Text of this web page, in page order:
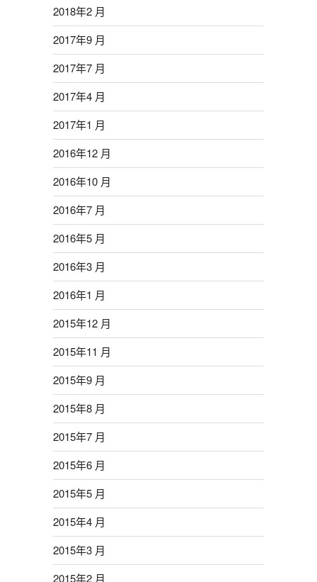
2018年2 月
2017年9 月
2017年7 月
2017年4 月
2017年1 月
2016年12 月
2016年10 月
2016年7 月
2016年5 月
2016年3 月
2016年1 月
2015年12 月
2015年11 月
2015年9 月
2015年8 月
2015年7 月
2015年6 月
2015年5 月
2015年4 月
2015年3 月
2015年2 月